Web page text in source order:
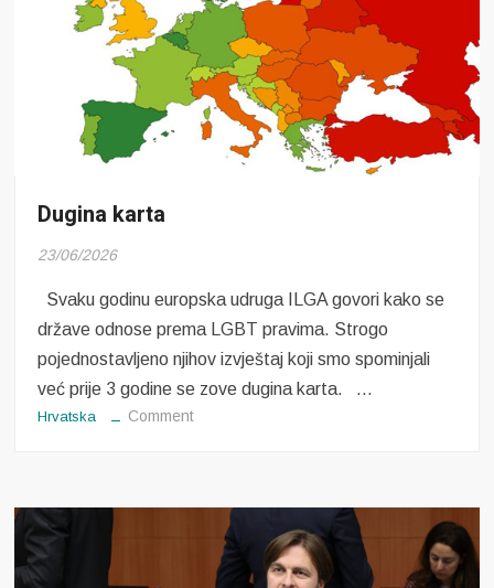
Dugina karta
23/06/2026
Svaku godinu europska udruga ILGA govori kako se
države odnose prema LGBT pravima. Strogo
pojednostavljeno njihov izvještaj koji smo spominjali
već prije 3 godine se zove dugina karta. …
Hrvatska Commenton